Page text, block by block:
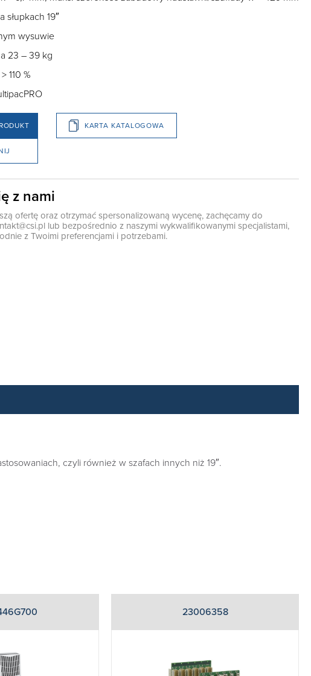
słupkach 19″
wysuwie
23 – 39 kg
110 %
KARTA KATALOGOWA
z nami
ofertę oraz otrzymać spersonalizowaną wycenę, zachęcamy do
lub bezpośrednio z naszymi wykwalifikowanymi specjalistami,
z Twoimi preferencjami i potrzebami.
czyli również w szafach innych niż 19″.
23006358